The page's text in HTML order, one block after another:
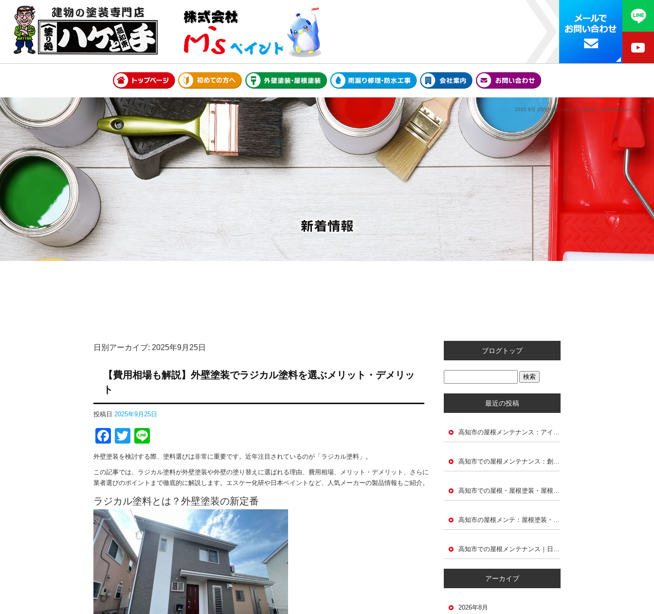
2025 9月 25|塗り処 ハケと手 高知店 - 株式会社M'sペイント
日別アーカイブ: 2025年9月25日
【費用相場も解説】外壁塗装でラジカル塗料を選ぶメリット・デメリッ
ト
投稿日 2025年9月25日
Facebook
Twitter
外壁塗装を検討する際、塗料選びは非常に重要です。近年注目されているのが「ラジカル塗料」。
この記事では、ラジカル塗料が外壁塗装や外壁の塗り替えに選ばれる理由、費用相場、メリット・デメリット、さらに
業者選びのポイントまで徹底的に解説します。エスケー化研や日本ペイントなど、人気メーカーの製品情報もご紹介。
ラジカル塗料とは？外壁塗装の新定番
ブログトップ
最近の投稿
高知市の屋根メンテナンス：アイフルホームで行う屋根塗装と屋根塗り替えガイド
高知市での屋根メンテナンス：創建建設がすすめる屋根塗装と屋根塗り替え
高知市での屋根・屋根塗装・屋根塗り替えガイド：アローズホームの選び方
高知市の屋根メンテ：屋根塗装・屋根塗り替えをフジ住宅で考える
高知市での屋根メンテナンス｜日本建設による屋根塗装・屋根塗り替えガイド
アーカイブ
2026年8月